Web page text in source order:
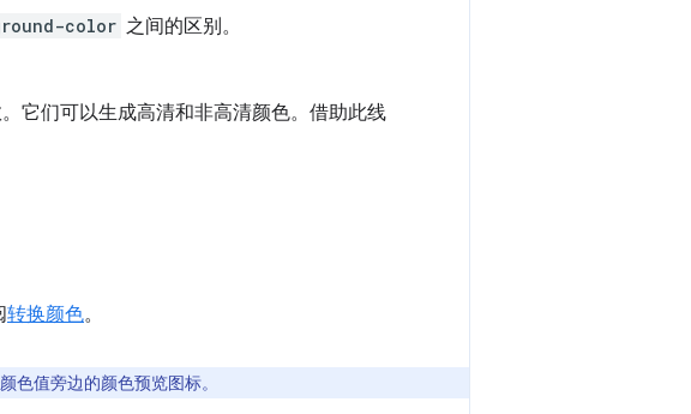
color 之间的区别。
它们可以生成高清和非高清颜色。借助此线
转换颜色。
色值旁边的颜色预览图标。